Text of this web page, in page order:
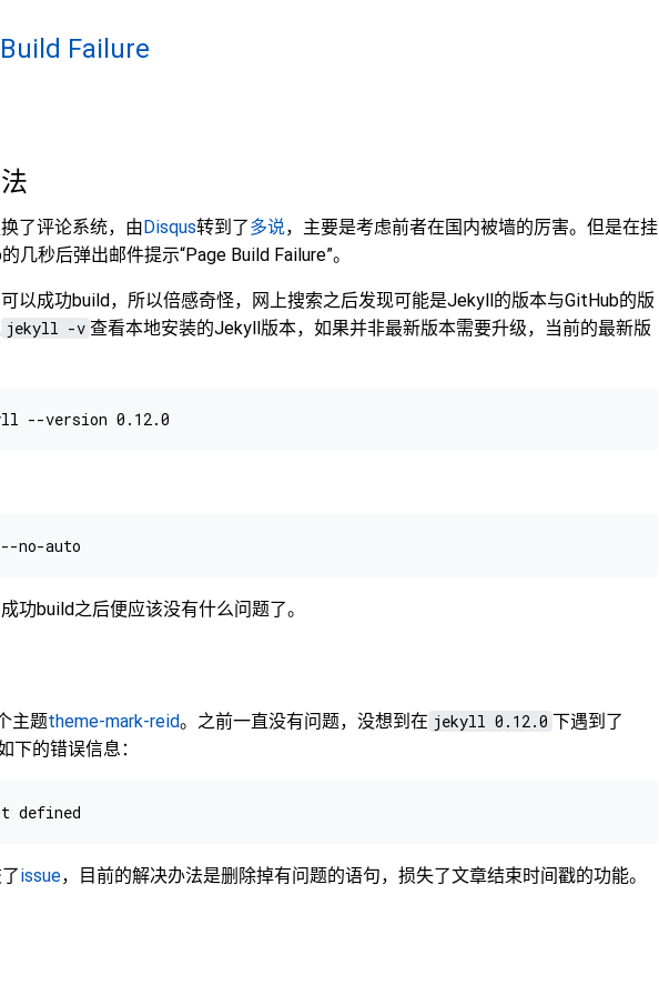
Failure
了评论系统，由Disqus转到了多说，主要是考虑前者在国内被墙的厉害。但是在挂
几秒后弹出邮件提示“Page Build Failure”。
以成功build，所以倍感奇怪，网上搜索之后发现可能是Jekyll的版本与GitHub的版
jekyll -v 查看本地安装的Jekyll版本，如果并非最新版本需要升级，当前的最新版
功build之后便应该没有什么问题了。
主题theme-mark-reid。之前一直没有问题，没想到在 jekyll 0.12.0 下遇到了
下的错误信息：
issue，目前的解决办法是删除掉有问题的语句，损失了文章结束时间戳的功能。